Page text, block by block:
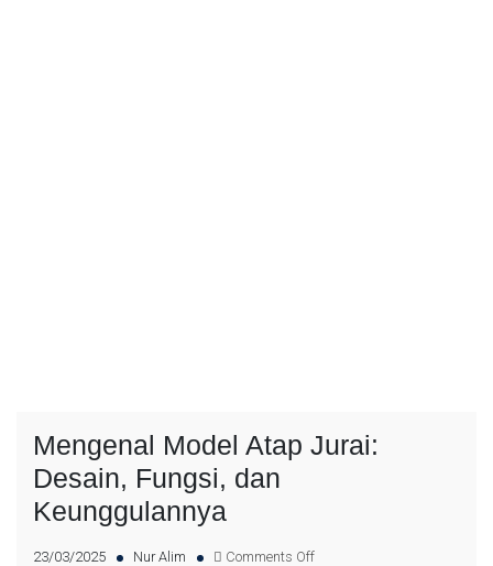
Mengenal Model Atap Jurai:
Desain, Fungsi, dan
Keunggulannya
23/03/2025 Nur Alim Comments Off